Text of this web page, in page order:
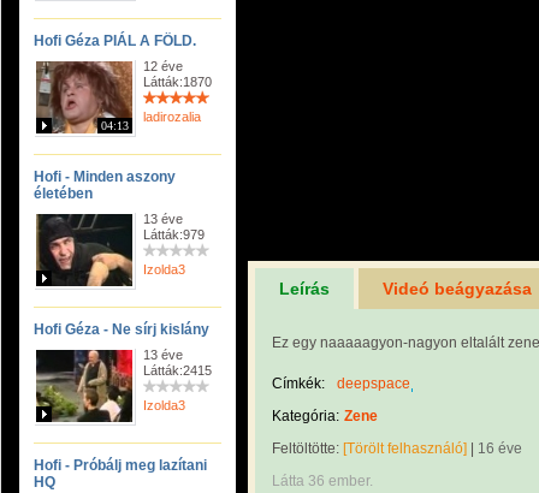
Hofi Géza PIÁL A FÖLD.
04:13
12 éve
Látták:1870
ladirozalia
Hofi - Minden aszony
életében
13 éve
Látták:979
Izolda3
Hofi Géza - Ne sírj kislány
13 éve
Látták:2415
Izolda3
Hofi - Próbálj meg lazítani
HQ
Leírás Videó beágyazása
Ez egy naaaaagyon-nagyon eltalált
Címkék:
deepspace
Kategória: Zene
Feltöltötte: [Törölt felhasználó]
16 éve
Látta 36 ember.